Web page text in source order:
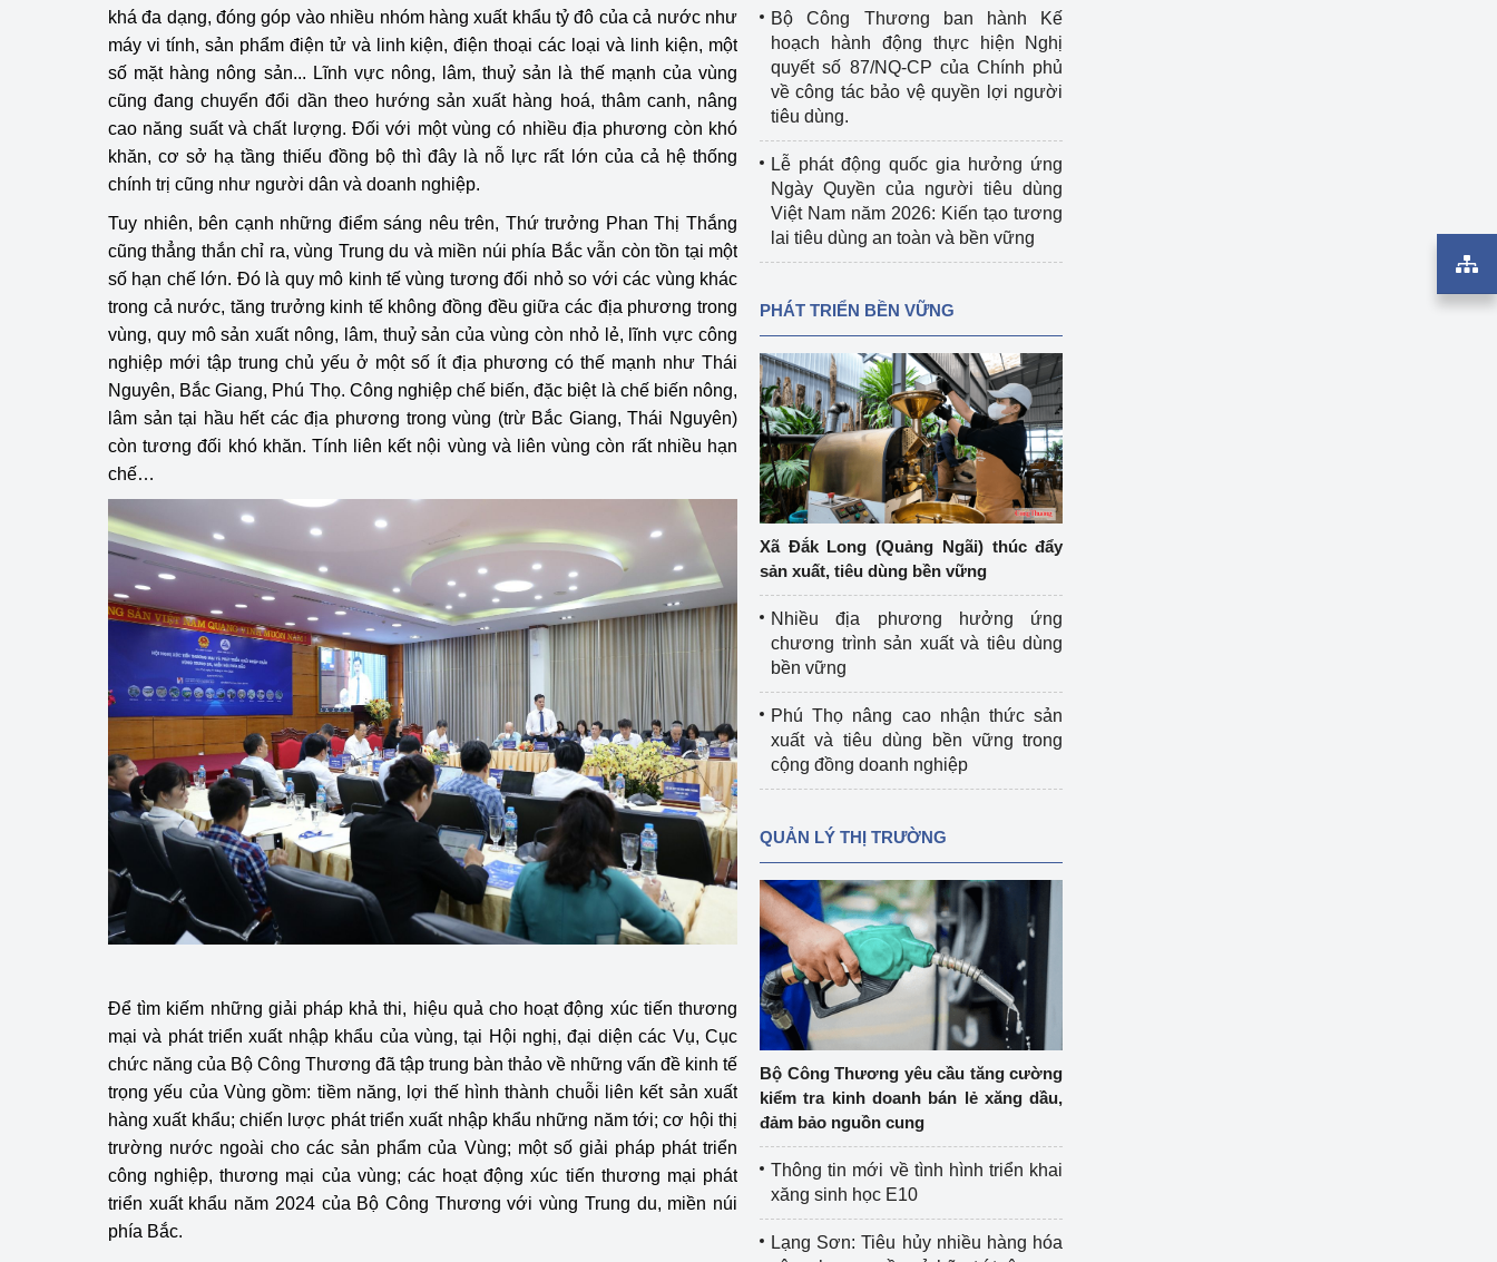
khá đa dạng, đóng góp vào nhiều nhóm hàng xuất khẩu tỷ đô của cả nước như
máy vi tính, sản phẩm điện tử và linh kiện, điện thoại các loại và linh kiện, một
số mặt hàng nông sản... Lĩnh vực nông, lâm, thuỷ sản là thế mạnh của vùng
cũng đang chuyển đổi dần theo hướng sản xuất hàng hoá, thâm canh, nâng
cao năng suất và chất lượng. Đối với một vùng có nhiều địa phương còn khó
khăn, cơ sở hạ tầng thiếu đồng bộ thì đây là nỗ lực rất lớn của cả hệ thống
chính trị cũng như người dân và doanh nghiệp.
Tuy nhiên, bên cạnh những điểm sáng nêu trên, Thứ trưởng Phan Thị Thắng
cũng thẳng thắn chỉ ra, vùng Trung du và miền núi phía Bắc vẫn còn tồn tại một
số hạn chế lớn. Đó là quy mô kinh tế vùng tương đối nhỏ so với các vùng khác
trong cả nước, tăng trưởng kinh tế không đồng đều giữa các địa phương trong
vùng, quy mô sản xuất nông, lâm, thuỷ sản của vùng còn nhỏ lẻ, lĩnh vực công
nghiệp mới tập trung chủ yếu ở một số ít địa phương có thế mạnh như Thái
Nguyên, Bắc Giang, Phú Thọ. Công nghiệp chế biến, đặc biệt là chế biến nông,
lâm sản tại hầu hết các địa phương trong vùng (trừ Bắc Giang, Thái Nguyên)
còn tương đối khó khăn. Tính liên kết nội vùng và liên vùng còn rất nhiều hạn
chế…
Để tìm kiếm những giải pháp khả thi, hiệu quả cho hoạt động xúc tiến thương
mại và phát triển xuất nhập khẩu của vùng, tại Hội nghị, đại diện các Vụ, Cục
chức năng của Bộ Công Thương đã tập trung bàn thảo về những vấn đề kinh tế
trọng yếu của Vùng gồm: tiềm năng, lợi thế hình thành chuỗi liên kết sản xuất
hàng xuất khẩu; chiến lược phát triển xuất nhập khẩu những năm tới; cơ hội thị
trường nước ngoài cho các sản phẩm của Vùng; một số giải pháp phát triển
công nghiệp, thương mại của vùng; các hoạt động xúc tiến thương mại phát
triển xuất khẩu năm 2024 của Bộ Công Thương với vùng Trung du, miền núi
phía Bắc.
Bộ Công Thương ban hành Kế
hoạch hành động thực hiện Nghị
quyết số 87/NQ-CP của Chính phủ
về công tác bảo vệ quyền lợi người
tiêu dùng.
Lễ phát động quốc gia hưởng ứng
Ngày Quyền của người tiêu dùng
Việt Nam năm 2026: Kiến tạo tương
lai tiêu dùng an toàn và bền vững
PHÁT TRIỂN BỀN VỮNG
Xã Đắk Long (Quảng Ngãi) thúc đẩy
sản xuất, tiêu dùng bền vững
Nhiều địa phương hưởng ứng
chương trình sản xuất và tiêu dùng
bền vững
Phú Thọ nâng cao nhận thức sản
xuất và tiêu dùng bền vững trong
cộng đồng doanh nghiệp
QUẢN LÝ THỊ TRƯỜNG
Bộ Công Thương yêu cầu tăng cường
kiểm tra kinh doanh bán lẻ xăng dầu,
đảm bảo nguồn cung
Thông tin mới về tình hình triển khai
xăng sinh học E10
Lạng Sơn: Tiêu hủy nhiều hàng hóa